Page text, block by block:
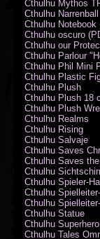
Cthulhu Mythos
Cthulhu Narrenball
Cthulhu Notebook
Cthulhu oscuro
Cthulhu our
Cthulhu Parlour
Cthulhu Phil Mini
Cthulhu Plastic
Cthulhu Plush
Cthulhu Plush 18
Cthulhu Plush
Cthulhu Realms
Cthulhu Rising
Cthulhu Salvaje
Cthulhu Saves
Cthulhu Saves
Cthulhu
Cthulhu Spieler-
Cthulhu
Cthulhu
Cthulhu Statue
Cthulhu
Cthulhu Tales